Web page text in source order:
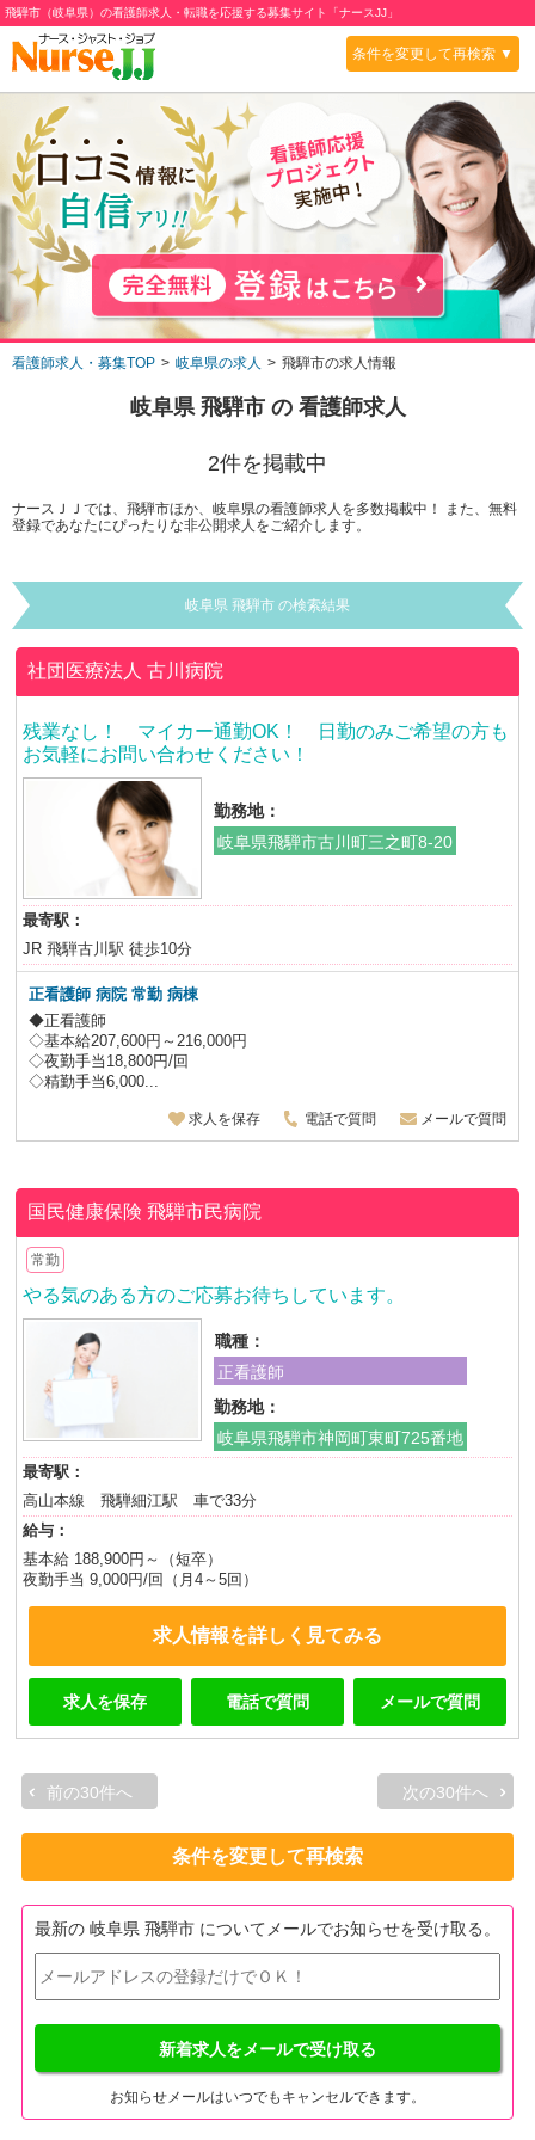
飛騨市（岐阜県）の看護師求人・転職を応援する募集サイト「ナースJJ」
条件を変更して再検索 ▼
看護師求人・募集TOP 岐阜県の求人 飛騨市の求人情報
岐阜県 飛騨市の 看護師求人
2件を掲載中
ナースＪＪでは、飛騨市ほか、岐阜県の看護師求人を多数掲載中！ また、無料
登録であなたにぴったりな非公開求人をご紹介します。
岐阜県 飛騨市 の検索結果
社団医療法人古川病院
残業なし！ マイカー通勤OK！ 日勤のみご希望の方も
お気軽にお問い合わせください！
勤務地：
岐阜県飛騨市古川町三之町8-20
最寄駅：
JR 飛騨古川駅 徒歩10分
正看護師 病院 常勤 病棟
◆正看護師
◇基本給207,600円～216,000円
◇夜勤手当18,800円/回
◇精勤手当6,000...
求人を保存 電話で質問 メールで質問
国民健康保険飛騨市民病院
常勤
やる気のある方のご応募お待ちしています。
職種：
正看護師
勤務地：
岐阜県飛騨市神岡町東町725番地
最寄駅：
高山本線 飛騨細江駅 車で33分
給与：
基本給 188,900円～（短卒）
夜勤手当 9,000円/回（月4～5回）
求人情報を詳しく見てみる
求人を保存 電話で質問 メールで質問
前の30件へ 次の30件へ
条件を変更して再検索
最新の 岐阜県 飛騨市 についてメールでお知らせを受け取る。
新着求人をメールで受け取る
お知らせメールはいつでもキャンセルできます。